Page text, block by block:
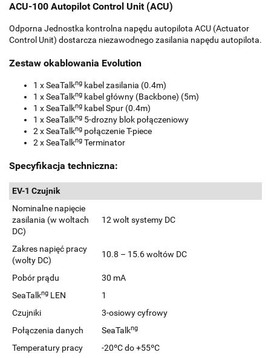
ACU-100 Autopilot Control Unit (ACU)
Odporna Jednostka kontrolna napędu autopilota ACU (Actuator
Control Unit) dostarcza niezawodnego zasilania napędu autopilota.
Zestaw okablowania Evolution
1 x SeaTalkng kabel zasilania (0.4m)
1 x SeaTalkng kabel główny (Backbone) (5m)
1 x SeaTalkng kabel Spur (0.4m)
1 x SeaTalkng 5-drozny blok połączeniowy
2 x SeaTalkng połączenie T-piece
2 x SeaTalkng Terminator
Specyfikacja techniczna:
EV-1 Czujnik
Nominalne napięcie
zasilania (w woltach
DC)
12 wolt systemy DC
Zakres napięć pracy
(wolty DC)
10.8 – 15.6 woltów DC
Pobór prądu
30 mA
SeaTalkng LEN
1
Czujniki
3-osiowy cyfrowy
Połączenia danych
SeaTalkng
Temperatury pracy
-20ºC do +55ºC